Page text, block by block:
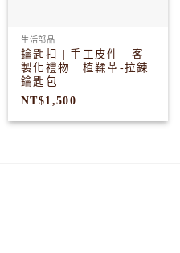
生活部品
鑰匙扣 | 手工皮件 | 客
製化禮物 | 植鞣革-拉鍊
鑰匙包
NT$1,500